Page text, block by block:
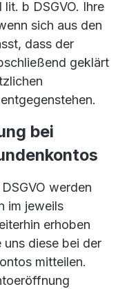
b DSGVO. Ihre
sich aus den
dass der
geklärt
bei
werden
im jeweils
erhoben
uns diese bei der
mitteilen.